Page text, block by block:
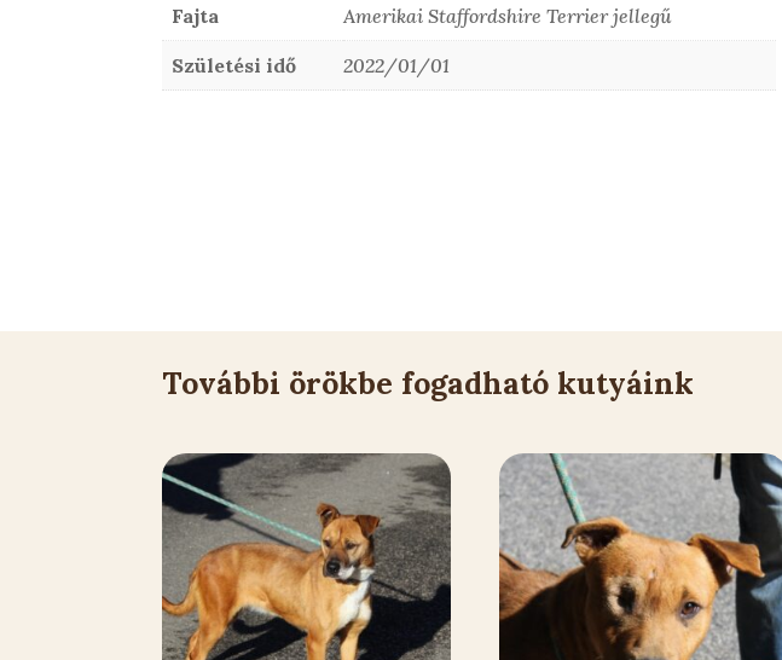
Fajta Amerikai Staffordshire Terrier jellegű
Születési idő 2022/01/01
További örökbe fogadható kutyáink